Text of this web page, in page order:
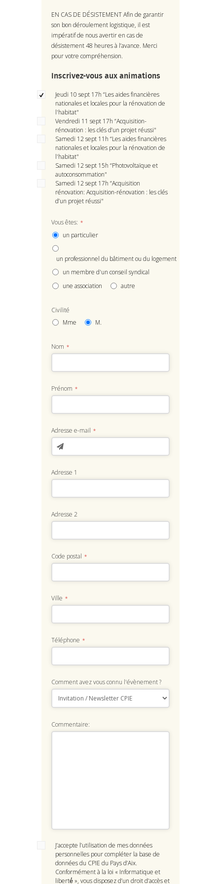
EN CAS DE DÉSISTEMENT Afin de garantir
son bon déroulement logistique, il est
impératif de nous avertir en cas de
désistement 48 heures à l’avance. Merci
pour votre compréhension.
Inscrivez-vous aux animations
Jeudi 10 sept 17h “Les aides financières
nationales et locales pour la rénovation de
l'habitat"
Vendredi 11 sept 17h “Acquisition-
rénovation : les clés d’un projet réussi"
Samedi 12 sept 11h “Les aides financières
nationales et locales pour la rénovation de
l'habitat"
Samedi 12 sept 15h “Photovoltaïque et
autoconsommation"
Samedi 12 sept 17h “Acquisition
rénovation: Acquisition-rénovation : les clés
d’un projet réussi"
Vous êtes: *
un particulier
un professionnel du bâtiment ou du logement
un membre d'un conseil syndical
une association
autre
Civilité
Mme
M.
Nom *
Prénom *
Adresse e-mail *
Adresse 1
Adresse 2
Code postal *
Ville *
Téléphone *
Comment avez vous connu l'évènement ?
Commentaire:
J’accepte l’utilisation de mes données
personnelles pour compléter la base de
données du CPIE du Pays d’Aix.
Conformément à la loi « Informatique et
liberté́ », vous disposez d’un droit d’accès et